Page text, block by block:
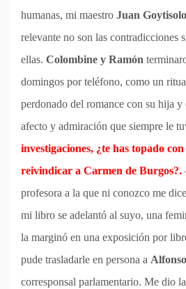
humanas, mi maestro Juan Goytisolo
relevante no son las contradicciones
ellas. Colombine y Ramón
domingos por teléfono, como un
perdonado del romance con su hija y
afecto y admiración que siempre le
investigaciones, ¿te has topado
reivindicar a Carmen de Burgos?.
profesora a la que ni conozco me
mi libro se adelantó al suyo, una
la marginó en una exposición por
pude trasladarle en persona a
corresponsal parlamentario. Me dio